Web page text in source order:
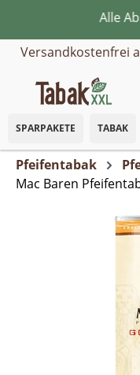
Zum HauptinhaltAlle
Versandkostenfrei
SPARPAKETE TABAK
Pfeifentabak
Mac Baren